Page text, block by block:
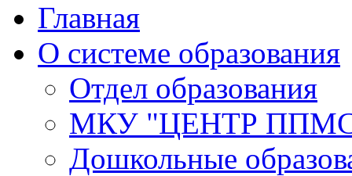
Главная
О системе образования
Отдел образования
МКУ "ЦЕНТР
Дошкольные